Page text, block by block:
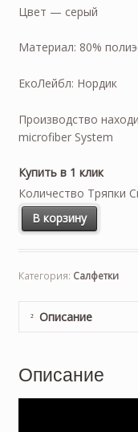
Цвет — серый
Материал: 80%
ЕкоЛейбл: Нордик
Производство
microfiber System
Купить в 1 клик
Количество Тряпки
В корзину
Категория: Салфетки
Описание
Описание